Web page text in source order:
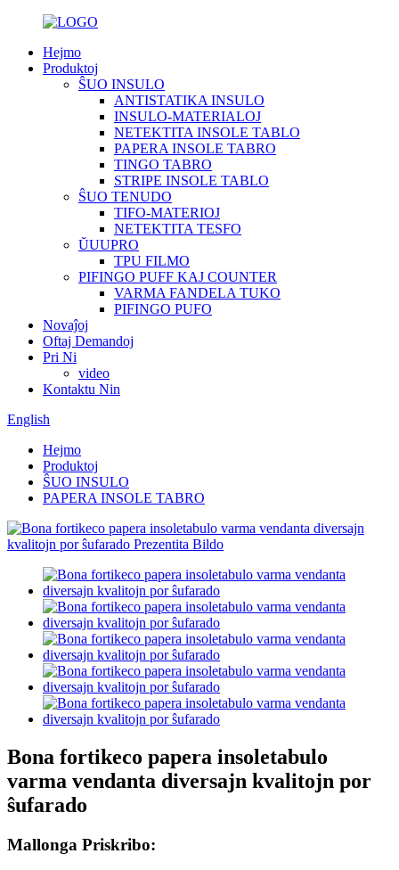
Hejmo
Produktoj
ŜUO INSULO
ANTISTATIKA INSULO
INSULO-MATERIALOJ
NETEKTITA INSOLE TABLO
PAPERA INSOLE TABRO
TINGO TABRO
STRIPE INSOLE TABLO
ŜUO TENUDO
TIFO-MATERIOJ
NETEKTITA TESFO
ŬUUPRO
TPU FILMO
PIFINGO PUFF KAJ COUNTER
VARMA FANDELA TUKO
PIFINGO PUFO
Novaĵoj
Oftaj Demandoj
Pri Ni
video
Kontaktu Nin
English
Hejmo
Produktoj
ŜUO INSULO
PAPERA INSOLE TABRO
Bona fortikeco papera insoletabulo
varma vendanta diversajn kvalitojn por
ŝufarado
Mallonga Priskribo: